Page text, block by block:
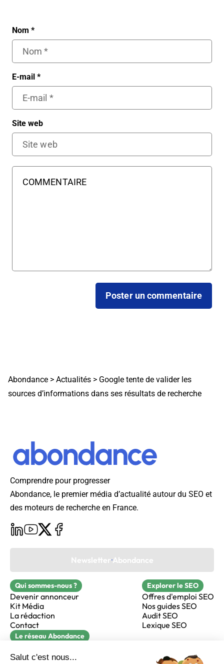
Nom *
E-mail *
Site web
Abondance > Actualités > Google tente de valider les
sources d’informations dans ses résultats de recherche
Comprendre pour progresser
Abondance, le premier média d’actualité autour du SEO et
des moteurs de recherche en France.
Newsletter Abondance
Qui sommes-nous ?
Devenir annonceur
Kit Média
La rédaction
Contact
Explorer le SEO
Offres d'emploi SEO
Nos guides SEO
Audit SEO
Lexique SEO
Le réseau Abondance
Réacteur